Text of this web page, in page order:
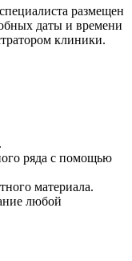
размещен
даты и времени
клиники.
ряда с помощью
материала.
любой